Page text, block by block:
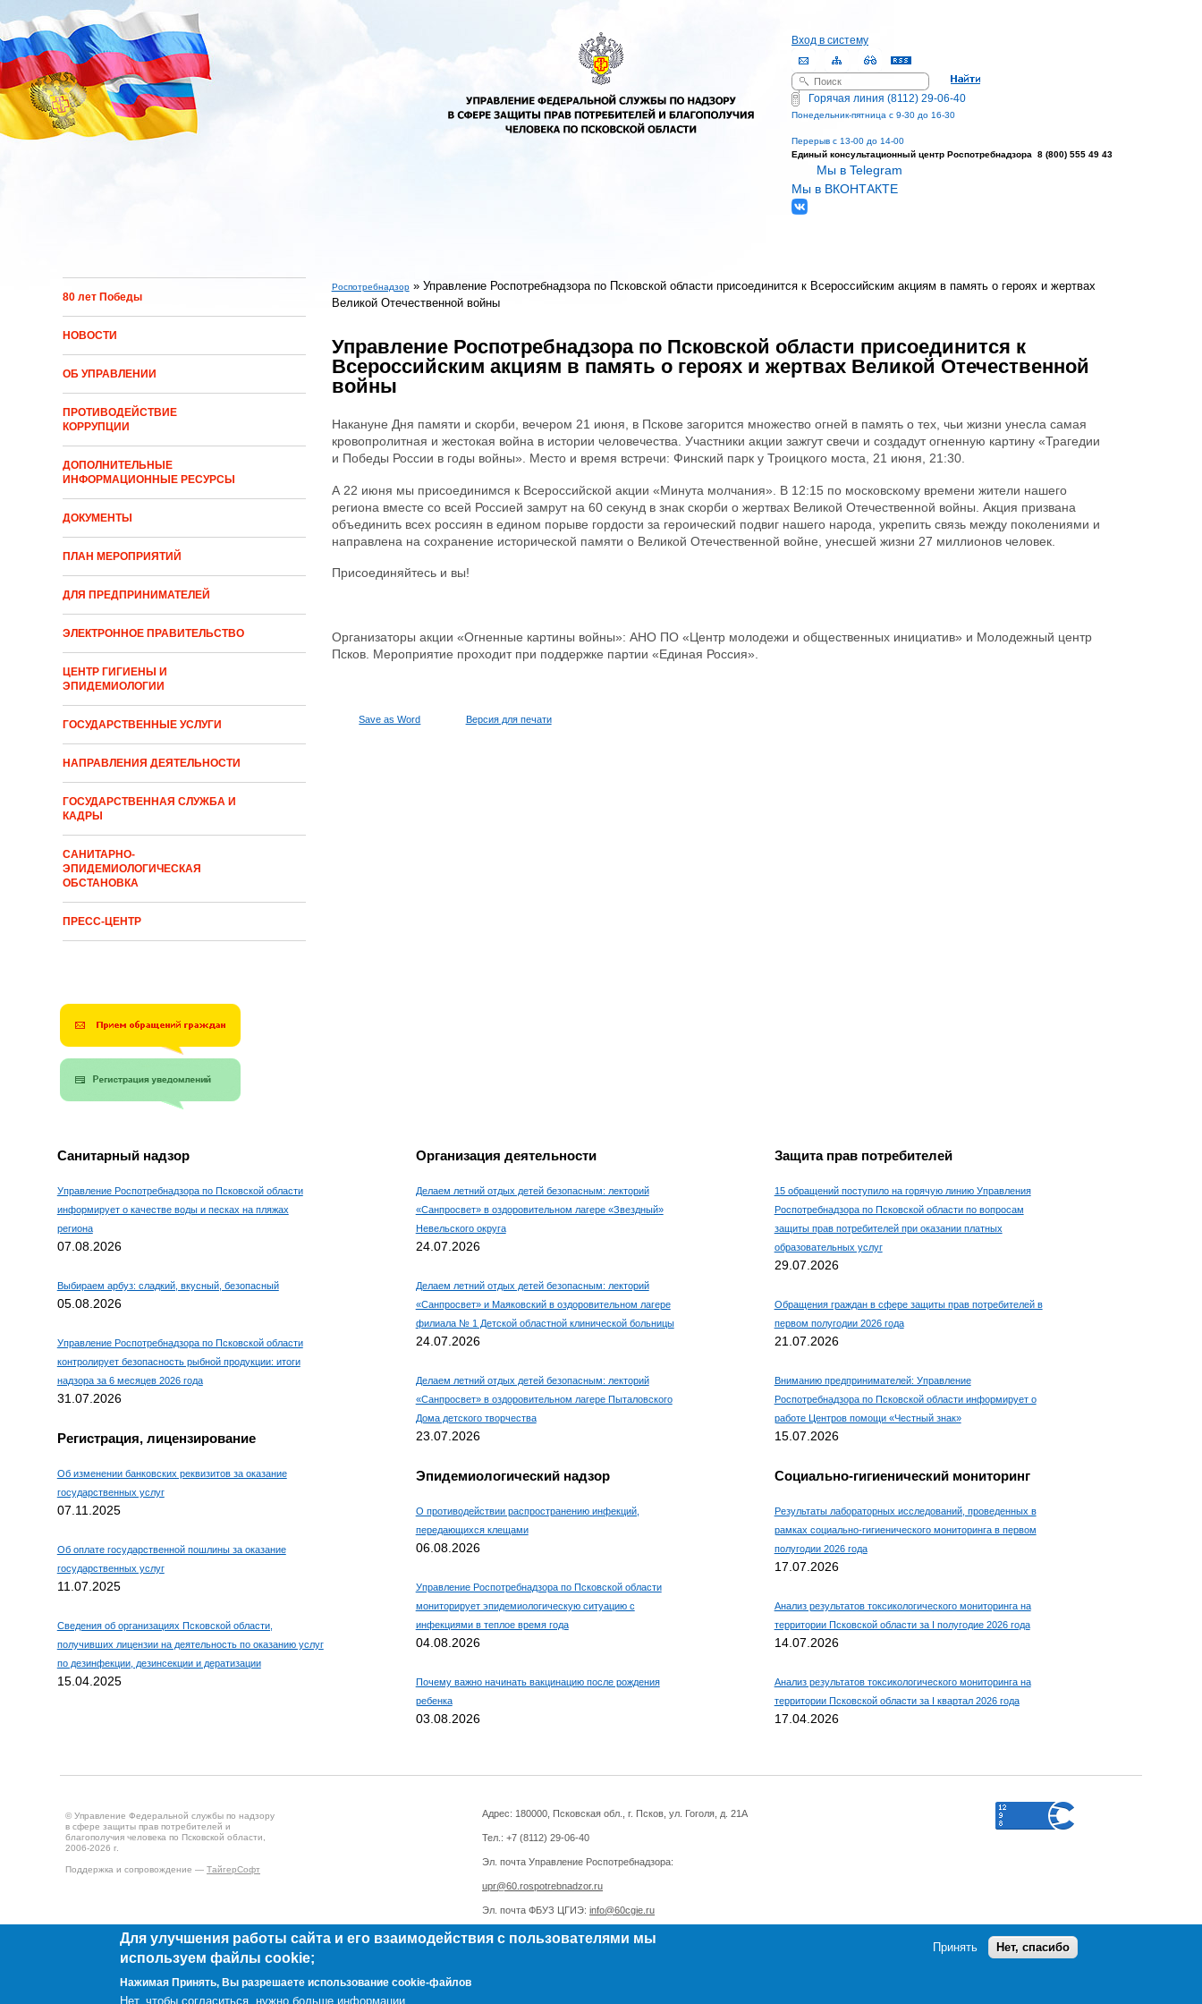
Перейти к основному содержанию
Вход в систему
Форма поиска
Поиск
Горячая линия (8112) 29-06-40
Понедельник-пятница с 9-30 до 16-30
Перерыв с 13-00 до 14-00
Единый консультационный центр Роспотребнадзора 8 (800) 555 49 43
Мы в Telegram
Мы в ВКОНТАКТЕ
80 лет Победы
НОВОСТИ
ОБ УПРАВЛЕНИИ
ПРОТИВОДЕЙСТВИЕ
КОРРУПЦИИ
ДОПОЛНИТЕЛЬНЫЕ
ИНФОРМАЦИОННЫЕ РЕСУРСЫ
ДОКУМЕНТЫ
ПЛАН МЕРОПРИЯТИЙ
ДЛЯ ПРЕДПРИНИМАТЕЛЕЙ
ЭЛЕКТРОННОЕ ПРАВИТЕЛЬСТВО
ЦЕНТР ГИГИЕНЫ И
ЭПИДЕМИОЛОГИИ
ГОСУДАРСТВЕННЫЕ УСЛУГИ
НАПРАВЛЕНИЯ ДЕЯТЕЛЬНОСТИ
ГОСУДАРСТВЕННАЯ СЛУЖБА И
КАДРЫ
САНИТАРНО-
ЭПИДЕМИОЛОГИЧЕСКАЯ
ОБСТАНОВКА
ПРЕСС-ЦЕНТР
Вы здесь
Роспотребнадзор » Управление Роспотребнадзора по Псковской области присоединится к Всероссийским акциям в память о героях и жертвах
Великой Отечественной войны
Управление Роспотребнадзора по Псковской области присоединится к
Всероссийским акциям в память о героях и жертвах Великой Отечественной
войны
Накануне Дня памяти и скорби, вечером 21 июня, в Пскове загорится множество огней в память о тех, чьи жизни унесла самая
кровопролитная и жестокая война в истории человечества. Участники акции зажгут свечи и создадут огненную картину «Трагедии
и Победы России в годы войны». Место и время встречи: Финский парк у Троицкого моста, 21 июня, 21:30.
А 22 июня мы присоединимся к Всероссийской акции «Минута молчания». В 12:15 по московскому времени жители нашего
региона вместе со всей Россией замрут на 60 секунд в знак скорби о жертвах Великой Отечественной войны. Акция призвана
объединить всех россиян в едином порыве гордости за героический подвиг нашего народа, укрепить связь между поколениями и
направлена на сохранение исторической памяти о Великой Отечественной войне, унесшей жизни 27 миллионов человек.
Присоединяйтесь и вы!
Организаторы акции «Огненные картины войны»: АНО ПО «Центр молодежи и общественных инициатив» и Молодежный центр
Псков. Мероприятие проходит при поддержке партии «Единая Россия».
Save as Word Версия для печати
Санитарный надзор
Управление Роспотребнадзора по Псковской области
информирует о качестве воды и песках на пляжах
региона
07.08.2026
Выбираем арбуз: сладкий, вкусный, безопасный
05.08.2026
Управление Роспотребнадзора по Псковской области
контролирует безопасность рыбной продукции: итоги
надзора за 6 месяцев 2026 года
31.07.2026
Регистрация, лицензирование
Об изменении банковских реквизитов за оказание
государственных услуг
07.11.2025
Об оплате государственной пошлины за оказание
государственных услуг
11.07.2025
Сведения об организациях Псковской области,
получивших лицензии на деятельность по оказанию услуг
по дезинфекции, дезинсекции и дератизации
15.04.2025
Организация деятельности
Делаем летний отдых детей безопасным: лекторий
«Санпросвет» в оздоровительном лагере «Звездный»
Невельского округа
24.07.2026
Делаем летний отдых детей безопасным: лекторий
«Санпросвет» и Маяковский в оздоровительном лагере
филиала № 1 Детской областной клинической больницы
24.07.2026
Делаем летний отдых детей безопасным: лекторий
«Санпросвет» в оздоровительном лагере Пыталовского
Дома детского творчества
23.07.2026
Эпидемиологический надзор
О противодействии распространению инфекций,
передающихся клещами
06.08.2026
Управление Роспотребнадзора по Псковской области
мониторирует эпидемиологическую ситуацию с
инфекциями в теплое время года
04.08.2026
Почему важно начинать вакцинацию после рождения
ребенка
03.08.2026
Защита прав потребителей
15 обращений поступило на горячую линию Управления
Роспотребнадзора по Псковской области по вопросам
защиты прав потребителей при оказании платных
образовательных услуг
29.07.2026
Обращения граждан в сфере защиты прав потребителей в
первом полугодии 2026 года
21.07.2026
Вниманию предпринимателей: Управление
Роспотребнадзора по Псковской области информирует о
работе Центров помощи «Честный знак»
15.07.2026
Социально-гигиенический мониторинг
Результаты лабораторных исследований, проведенных в
рамках социально-гигиенического мониторинга в первом
полугодии 2026 года
17.07.2026
Анализ результатов токсикологического мониторинга на
территории Псковской области за I полугодие 2026 года
14.07.2026
Анализ результатов токсикологического мониторинга на
территории Псковской области за I квартал 2026 года
17.04.2026
© Управление Федеральной службы по надзору
в сфере защиты прав потребителей и
благополучия человека по Псковской области,
2006-2026 г.
Поддержка и сопровождение — ТайгерСофт
Адрес: 180000, Псковская обл., г. Псков, ул. Гоголя, д. 21А
Тел.: +7 (8112) 29-06-40
Эл. почта Управление Роспотребнадзора:
upr@60.rospotrebnadzor.ru
Эл. почта ФБУЗ ЦГИЭ: info@60cgie.ru
Создано наDrupal
Для улучшения работы сайта и его взаимодействия с пользователями мы
используем файлы cookie;
Нажимая Принять, Вы разрешаете использование cookie-файлов
Нет, чтобы согласиться, нужно больше информации
Принять Нет, спасибо